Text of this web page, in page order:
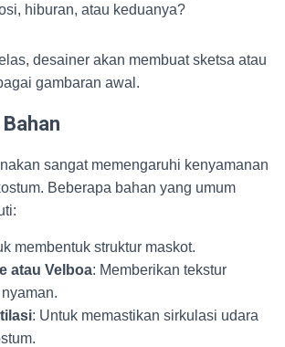
hiburan, atau keduanya?
desainer akan membuat sketsa atau
gambaran awal.
sangat memengaruhi kenyamanan
Beberapa bahan yang umum
membentuk struktur maskot.
atau Velboa: Memberikan tekstur
: Untuk memastikan sirkulasi udara